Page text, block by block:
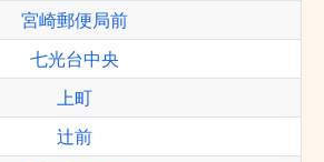
宮崎郵便局前
七光台中央
上町
辻前